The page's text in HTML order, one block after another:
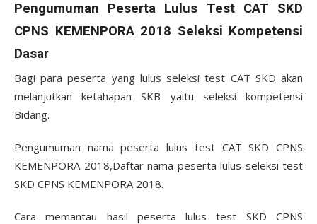
Pengumuman Peserta Lulus Test CAT SKD
CPNS KEMENPORA 2018 Seleksi Kompetensi
Dasar
Bagi para peserta yang lulus seleksi test CAT SKD akan
melanjutkan ketahapan SKB yaitu seleksi kompetensi
Bidang.
Pengumuman nama peserta lulus test CAT SKD CPNS
KEMENPORA 2018,Daftar nama peserta lulus seleksi test
SKD CPNS KEMENPORA 2018.
Cara memantau hasil peserta lulus test SKD CPNS